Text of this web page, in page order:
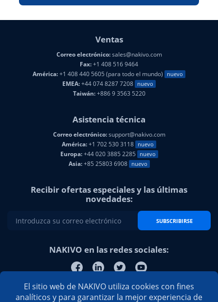
Ventas
Correo electrónico:sales@nakivo.com
Fax:+1 408 516 9464
América:+1 408 440 5605 (para todo el mundo) nuevo
EMEA:+44 074 8287 7208 nuevo
Taiwán:+886 9 3563 5220
Asistencia técnica
Correo electrónico:support@nakivo.com
América:+1 702 530 3118 nuevo
Europa:+44 020 3885 2285 nuevo
Asia:+85 25803 6908 nuevo
Recibir ofertas especiales y las últimas
novedades:
SUBSCRIBIRSE
NAKIVO en las redes sociales:
El sitio web de NAKIVO utiliza cookies con fines
analíticos y para garantizar la mejor experiencia de